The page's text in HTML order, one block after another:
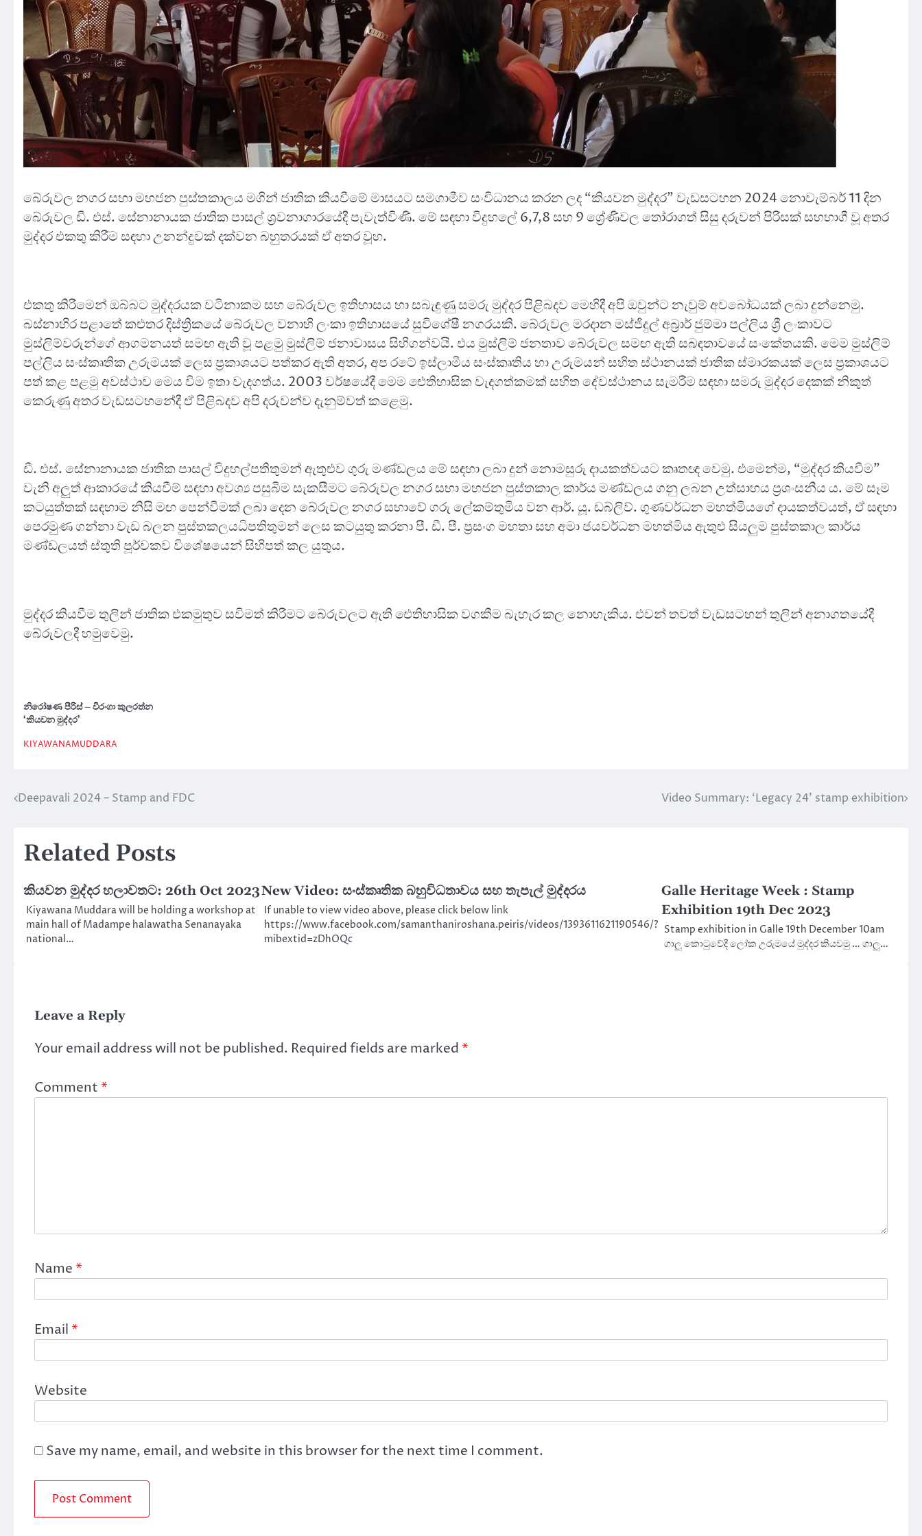
බේරුවල නගර සභා මහජන පුස්තකාලය මගින් ජාතික කියවීමේ මාසයට සමගාමීව සංවිධානය කරන ලද “කියවන මුද්දර” වැඩසටහන 2024 නොවැම්බර් 11 දින
බේරුවල ඩී. එස්. සේනානායක ජාතික පාසල් ශ්‍රවනාගාරයේදී පැවැත්විණි. මේ සඳහා විදුහලේ 6,7,8 සහ 9 ශ්‍රේණිවල තෝරාගත් සිසු දරුවන් පිරිසක් සහභාගී වූ අතර
මුද්දර එකතු කිරීම සඳහා උනන්දුවක් දක්වන බහුතරයක් ඒ අතර වූහ.
එකතු කිරීමෙන් ඔබ්බට මුද්දරයක වටිනාකම සහ බේරුවල ඉතිහාසය හා සබැඳුණු සමරු මුද්දර පිළිබදව මෙහිදී අපි ඔවුන්ට නැවුම් අවබෝධයක් ලබා දුන්නෙමු.
බස්නාහිර පළාතේ කළුතර දිස්ත්‍රිකයේ බේරුවල වනාහි ලංකා ඉතිහාසයේ සුවිශේෂී නගරයකි. බේරුවල මරදාන මස්ජිදුල් අබ්‍රාර් ජුම්මා පල්ලිය ශ්‍රී ලංකාවට
මුස්ලිම්වරුන්ගේ ආගමනයත් සමඟ ඇති වූ පළමු මුස්ලිම් ජනාවාසය සිහිගන්වයි. එය මුස්ලිම් ජනතාව බේරුවල සමඟ ඇති සබඳතාවයේ සංකේතයකි. මෙම මුස්ලිම්
පල්ලිය සංස්කෘතික උරුමයක් ලෙස ප්‍රකාශයට පත්කර ඇති අතර, අප රටේ ඉස්ලාමීය සංස්කෘතිය හා උරුමයන් සහිත ස්ථානයක් ජාතික ස්මාරකයක් ලෙස ප්‍රකාශයට
පත් කළ පළමු අවස්ථාව මෙය වීම ඉතා වැදගත්ය. 2003 වර්ෂයේදී මෙම ඓතිහාසික වැදගත්කමක් සහිත දේවස්ථානය සැමරීම සඳහා සමරු මුද්දර දෙකක් නිකුත්
කෙරුණු අතර වැඩසටහනේදී ඒ පිළිබදව අපි දරුවන්ව දැනුම්වත් කළෙමු.
ඩී. එස්. සේනානායක ජාතික පාසල් විදුහල්පතිතුමන් ඇතුළුව ගුරු මණ්ඩලය මේ සඳහා ලබා දුන් නොමසුරු දායකත්වයට කෘතඥ වෙමු. එමෙන්ම, “මුද්දර කියවීම”
වැනි අලුත් ආකාරයේ කියවීම් සඳහා අවශ්‍ය පසුබිම සැකසීමට බේරුවල නගර සභා මහජන පුස්තකාල කාර්ය මණ්ඩලය ගනු ලබන උත්සාහය ප්‍රශංසනීය ය. මේ සෑම
කටයුත්තක් සඳහාම නිසි මඟ පෙන්වීමක් ලබා දෙන බේරුවල නගර සභාවේ ගරු ලේකම්තුමිය වන ආර්. යූ. ඩබ්ලිව්. ගුණවර්ධන මහත්මියගේ දායකත්වයත්, ඒ සඳහා
පෙරමුණ ගන්නා වැඩ බලන පුස්තකලයධිපතිතුමන් ලෙස කටයුතු කරනා පී. ඩී. පී. ප්‍රසංග මහතා සහ අමා ජයවර්ධන මහත්මිය ඇතුළු සියලුම පුස්තකාල කාර්ය
මණ්ඩලයත් ස්තුති පූර්වකව විශේෂයෙන් සිහිපත් කල යුතුය.
මුද්දර කියවීම තුලින් ජාතික එකමුතුව සවිමත් කිරීමට බේරුවලට ඇති ඓතිහාසික වගකීම බැහැර කල නොහැකිය. එවන් තවත් වැඩසටහන් තුලින් අනාගතයේදී
බේරුවලදී හමුවෙමු.
නිරෝෂණ පීරිස් – විරංගා කුලරත්න
‘කියවන මුද්දර’
KIYAWANAMUDDARA
Post
Deepavali 2024 – Stamp and FDC Video Summary: ‘Legacy 24’ stamp exhibition
Related Posts
කියවන මුද්දර හලාවතට: 26th Oct 2023
Kiyawana Muddara will be holding a workshop at
main hall of Madampe halawatha Senanayaka
national…
New Video: සංස්කෘතික බහුවිධතාවය සහ තැපැල් මුද්දරය
If unable to view video above, please click below link
https://www.facebook.com/samanthaniroshana.peiris/videos/1393611621190546/?
mibextid=zDhOQc
Galle Heritage Week : Stamp
Exhibition 19th Dec 2023
Stamp exhibition in Galle 19th December 10am
ගාලු කොටුවේදී ලෝක උරුමයේ මුද්දර කියවමු … ගාලු…
Leave a Reply
Your email address will not be published. Required fields are marked *
Comment *
Name *
Email *
Website
Save my name, email, and website in this browser for the next time I comment.